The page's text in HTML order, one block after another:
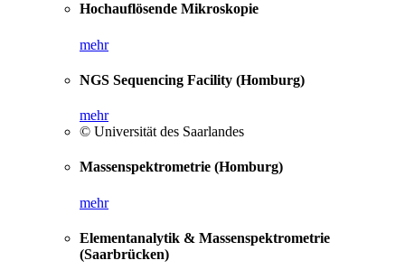
Hochauflösende Mikroskopie
mehr
NGS Sequencing Facility (Homburg)
mehr
© Universität des Saarlandes
Massenspektrometrie (Homburg)
mehr
Elementanalytik & Massenspektrometrie
(Saarbrücken)